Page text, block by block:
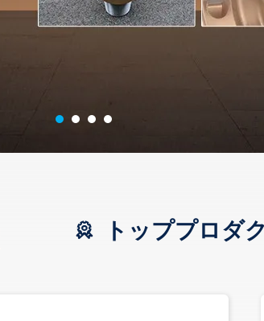
トッププロダ